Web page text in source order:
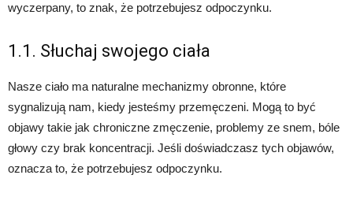
wyczerpany, to znak, że potrzebujesz odpoczynku.
1.1. Słuchaj swojego ciała
Nasze ciało ma naturalne mechanizmy obronne, które
sygnalizują nam, kiedy jesteśmy przemęczeni. Mogą to być
objawy takie jak chroniczne zmęczenie, problemy ze snem, bóle
głowy czy brak koncentracji. Jeśli doświadczasz tych objawów,
oznacza to, że potrzebujesz odpoczynku.